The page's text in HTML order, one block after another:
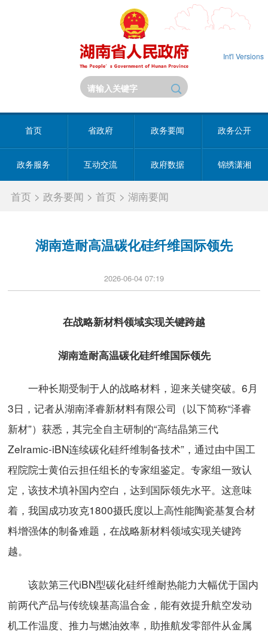
Int'l Versions
首页 省政府 政务要闻 政务公开
政务服务 互动交流 政府数据 锦绣潇湘
首页 >政务要闻 >首页 >湖南要闻
湖南造耐高温碳化硅纤维国际领先
2026-06-04 07:19
在战略新材料领域实现关键跨越
湖南造耐高温碳化硅纤维国际领先
一种长期受制于人的战略材料，迎来关键突破。6月
3日，记者从湖南泽睿新材料有限公司（以下简称“泽睿
新材”）获悉，其完全自主研制的“高结晶第三代
Zelramic-iBN连续碳化硅纤维制备技术”，通过由中国工
程院院士黄伯云担任组长的专家组鉴定。专家组一致认
定，该技术填补国内空白，达到国际领先水平。这意味
着，我国成功攻克1800摄氏度以上高性能陶瓷基复合材
料增强体的制备难题，在战略新材料领域实现关键跨
越。
该款第三代iBN型碳化硅纤维耐热能力大幅优于国内
前两代产品与传统镍基高温合金，能有效提升航空发动
机工作温度、推力与燃油效率，助推航发零部件从金属